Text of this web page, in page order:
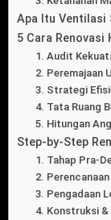
Apa Itu Ventilasi
5 Cara Renovasi
1. Audit
2. Peremajaan
3. Strategi
4. Tata Ruang
5. Hitungan
Step-by-Step
1. Tahap Pra-
2.
3. Pengadaan
4. Konstruksi